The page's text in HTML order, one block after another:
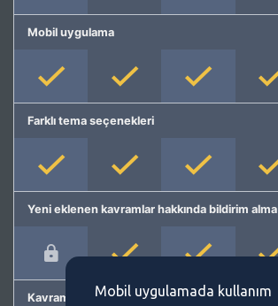
Mobil uygulama
Farklı tema seçenekleri
Yeni eklenen kavramlar hakkında bildirim alma
Kavram önermeMobil uygulamada kullanım